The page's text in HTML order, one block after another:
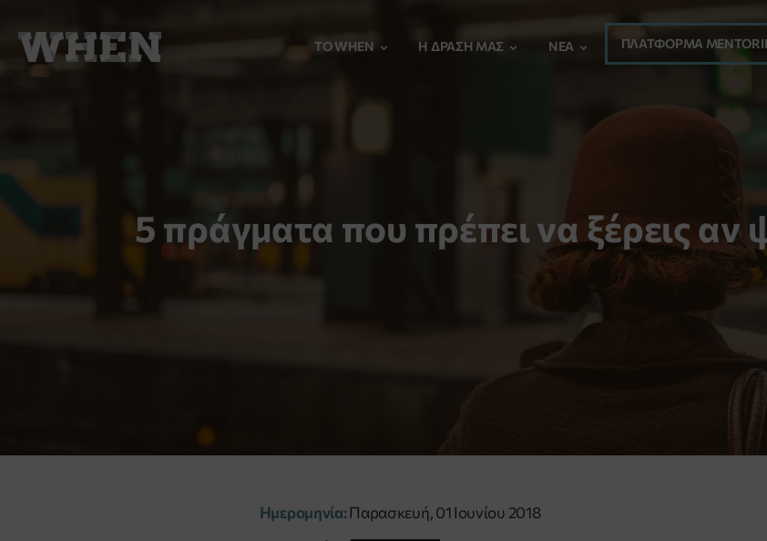
TO WHEN Η ΔΡΆΣΗ ΜΑΣ ΝΈΑ ΠΛΑΤΦΟΡΜΑ
5 πράγματα που πρέπει να ξέρεις αν
Ημερομηνία:Παρασκευή, 01 Ιουνίου 2018